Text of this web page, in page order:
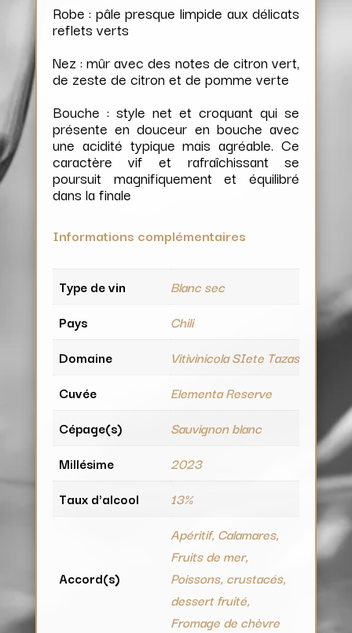
Robe : pâle presque limpide aux délicats
reflets verts
Nez : mûr avec des notes de citron vert,
de zeste de citron et de pomme verte
Bouche : style net et croquant qui se
présente en douceur en bouche avec
une acidité typique mais agréable. Ce
caractère vif et rafraîchissant se
poursuit magnifiquement et équilibré
dans la finale
Informations complémentaires
Type de vin
Blanc sec
Pays
Chili
Domaine
Vitivinicola SIete Tazas
Cuvée
Elementa Reserve
Cépage(s)
Sauvignon blanc
Millésime
2023
Taux d'alcool
13%
Accord(s)
Apéritif, Calamares,
Fruits de mer,
Poissons, crustacés,
dessert fruité,
Fromage de chèvre